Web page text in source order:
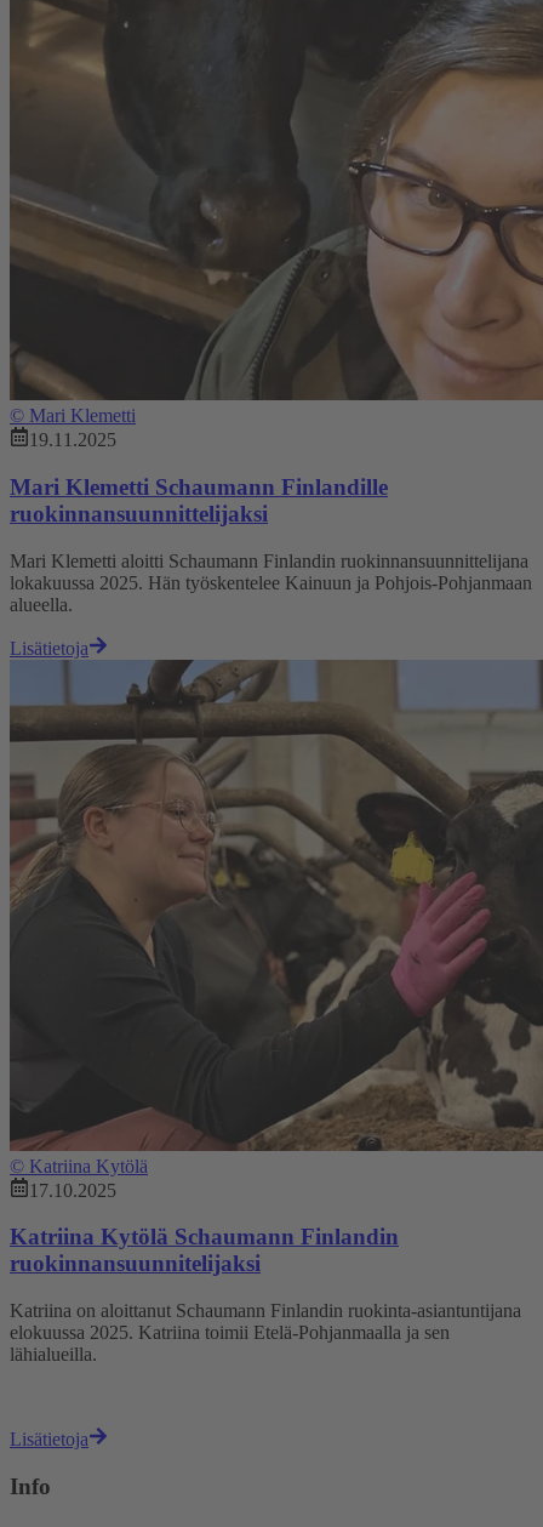
© Mari Klemetti
19.11.2025
Mari Klemetti Schaumann Finlandille
ruokinnansuunnittelijaksi
Mari Klemetti aloitti Schaumann Finlandin ruokinnansuunnittelijana
lokakuussa 2025. Hän työskentelee Kainuun ja Pohjois-Pohjanmaan
alueella.
Lisätietoja
© Katriina Kytölä
17.10.2025
Katriina Kytölä Schaumann Finlandin
ruokinnansuunnitelijaksi
Katriina on aloittanut Schaumann Finlandin ruokinta-asiantuntijana
elokuussa 2025. Katriina toimii Etelä-Pohjanmaalla ja sen
lähialueilla.
Lisätietoja
Info